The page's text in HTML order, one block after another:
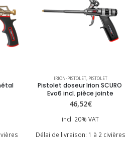
IRION-PISTOLET, PISTOLET
Pistolet doseur Irion SCURO
Evo6 incl. pièce jointe
46,52€
incl. 20% VAT
Délai de livraison: 1 à 2 civières